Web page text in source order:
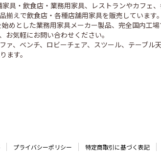
具・飲食店・業務用家具、レストランやカフェ
揃えで飲食店・各種店舗用家具を販売しています
めとした業務用家具メーカー製品、完全国内工
お気軽にお問い合わせください。
ァ、ベンチ、ロビーチェア、スツール、テーブル
ます。
プライバシーポリシー 特定商取引に基づく表記